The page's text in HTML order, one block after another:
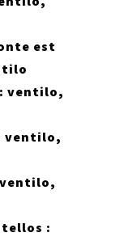
est
ventilo,
ventilo,
ventilo,
: